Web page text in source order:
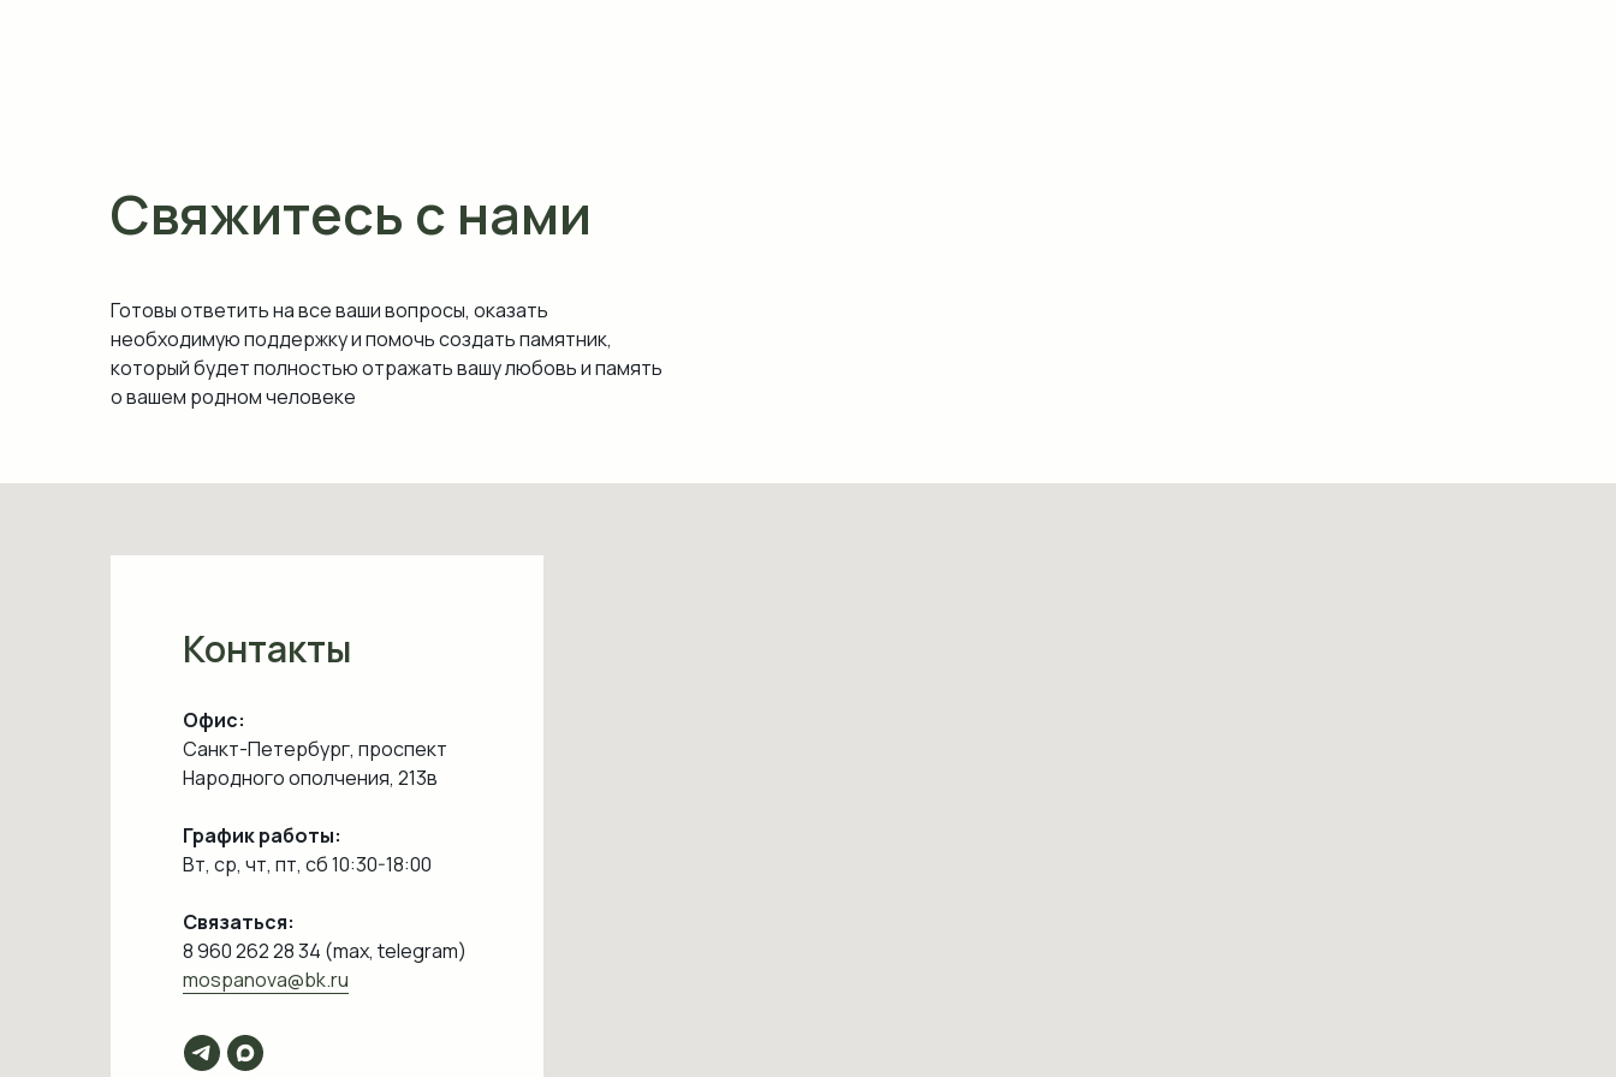
Свяжитесь с нами
Готовы ответить на все ваши вопросы, оказать
необходимую поддержку и помочь создать памятник,
который будет полностью отражать вашу любовь и память
о вашем родном человеке
Контакты
Офис:
Санкт-Петербург, проспект
Народного ополчения, 213в
График работы:
Вт, ср, чт, пт, сб 10:30-18:00
Связаться:
8 960 262 28 34 (max, telegram)
mospanova@bk.ru